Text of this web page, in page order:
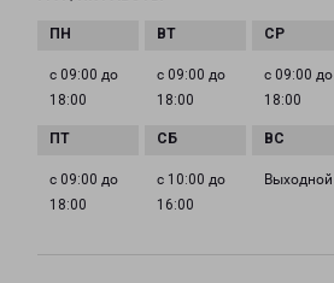
с 09:00 до
18:00
с 09:00 до
18:00
с 09:00 до
18:00
с 09:00 до
18:00
с 10:00 до
16:00
Выходной